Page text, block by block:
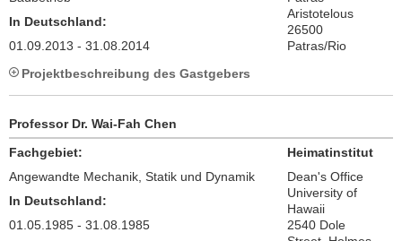
In Deutschland:
01.09.2013 - 31.08.2014
Projektbeschreibung des Gastgebers
Aristotelous
26500
Patras/Rio
Professor Dr. Wai-Fah Chen
Fachgebiet:
Angewandte Mechanik, Statik und Dynamik
In Deutschland:
01.05.1985 - 31.08.1985
Heimatinstitut
Dean's Office
University of
Hawaii
2540 Dole